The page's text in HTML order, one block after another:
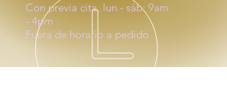
Con previa cita, lun - sáb: 9am
- 4pm
Fuera de horario a pedido